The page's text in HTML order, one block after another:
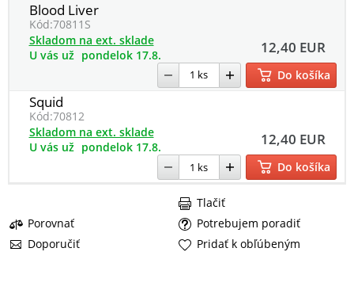
Blood Liver
Kód:70811S
12,40 EUR
Skladom na ext. sklade
U vás už pondelok 17.8.
Do košíka
Squid
Kód:70812
12,40 EUR
Skladom na ext. sklade
U vás už pondelok 17.8.
Do košíka
Porovnať
Potrebujem poradiť
Doporučiť
Tlačiť
Pridať k obľúbeným